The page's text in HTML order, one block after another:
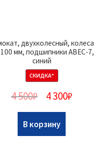
двухколесный, колеса
мм, подшипники ABEC-7,
синий
СКИДКА*
4 500₽ 4 300₽
В корзину